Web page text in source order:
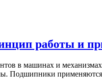
работы и
в машинах и
Подшипники